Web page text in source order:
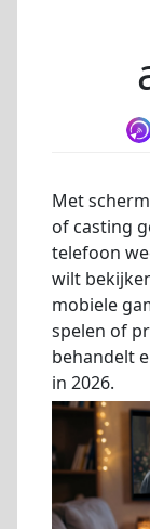
Met
of casting
telefoon
wilt
mobiele
spelen of
behandelt
in 2026.